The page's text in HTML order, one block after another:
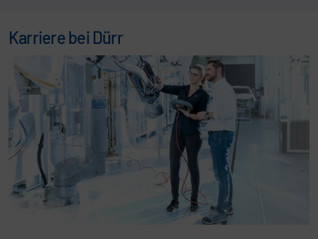
Karriere bei Dürr